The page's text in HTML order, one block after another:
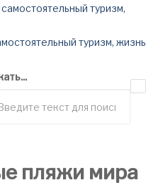
туризм, жизнь
пляжи мира